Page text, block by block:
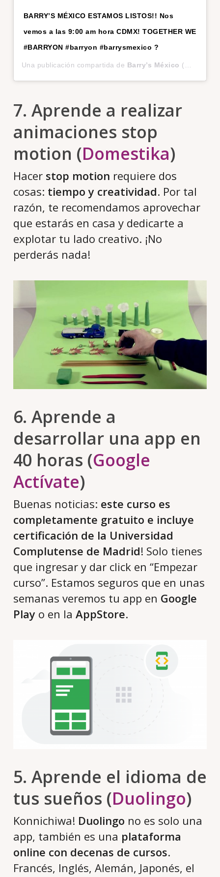
BARRY’S MÉXICO ESTAMOS LISTOS!! Nos
vemos a las 9:00 am hora CDMX! TOGETHER WE
#BARRYON #barryon #barrysmexico ?
Una publicación compartida de Barry’s México (@barrysmexico) el
7. Aprende a realizar
animaciones stop
motion (Domestika)
Hacer stop motion requiere dos
cosas: tiempo y creatividad. Por tal
razón, te recomendamos aprovechar
que estarás en casa y dedicarte a
explotar tu lado creativo. ¡No
perderás nada!
6. Aprende a
desarrollar una app en
40 horas (Google
Actívate)
Buenas noticias: este curso es
completamente gratuito e incluye
certificación de la Universidad
Complutense de Madrid! Solo tienes
que ingresar y dar click en “Empezar
curso”. Estamos seguros que en unas
semanas veremos tu app en Google
Playo en la AppStore.
5. Aprende el idioma de
tus sueños (Duolingo)
Konnichiwa! Duolingo no es solo una
app, también es una plataforma
online con decenas de cursos.
Francés, Inglés, Alemán, Japonés, el